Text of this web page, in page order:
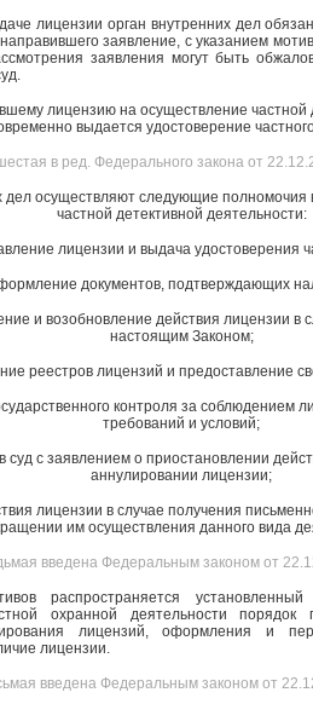
лицензии орган внутренних дел
заявление, с указанием
заявления могут быть
лицензию на осуществление частной
выдается удостоверение
в ред. Федерального закона от
дел осуществляют следующие полномочия
частной детективной деятельности:
лицензии и выдача удостоверения
документов, подтверждающих
и возобновление действия лицензии в
настоящим Законом;
реестров лицензий и предоставление
контроля за соблюдением
требований и условий;
суд с заявлением о приостановлении
аннулировании лицензии;
лицензии в случае получения
им осуществления данного вида
введена Федеральным законом от
распространяется
охранной деятельности порядок
лицензий, оформления и
лицензии.
введена Федеральным законом от